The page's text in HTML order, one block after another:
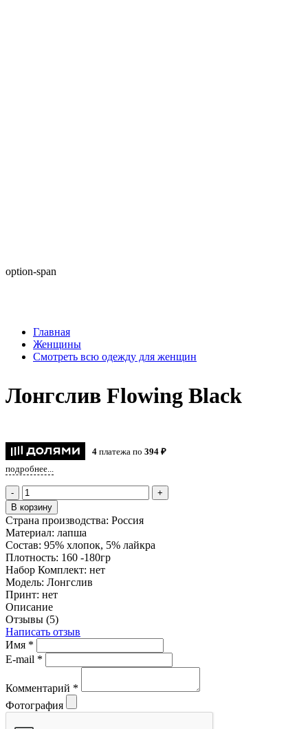
option-span
Главная
Женщины
Смотреть всю одежду для женщин
Лонгслив Flowing Black
4 платежа по 394 ₽
подробнее...
-
+
В корзину
Страна производства: Россия
Материал: лапша
Состав: 95% хлопок, 5% лайкра
Плотность: 160 -180гр
Набор Комплект: нет
Модель: Лонгслив
Принт: нет
Описание
Отзывы (5)
Написать отзыв
Имя *
E-mail *
Комментарий *
Фотография